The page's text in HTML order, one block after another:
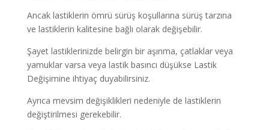
Ancak lastiklerin ömrü sürüş koşullarına sürüş tarzına
ve lastiklerin kalitesine bağlı olarak değişebilir.
Şayet lastiklerinizde belirgin bir aşınma, çatlaklar veya
yamuklar varsa veya lastik basıncı düşükse Lastik
Değişimine ihtiyaç duyabilirsiniz.
Ayrıca mevsim değişiklikleri nedeniyle de lastiklerin
değiştirilmesi gerekebilir.